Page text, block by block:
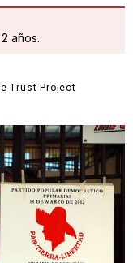
años.